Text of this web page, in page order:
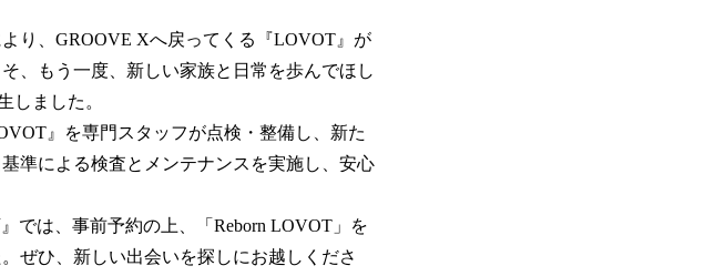
り、GROOVE Xへ戻ってくる『LOVOT』が
、もう一度、新しい家族と日常を歩んでほし
しました。
』を専門スタッフが点検・整備し、新た
準による検査とメンテナンスを実施し、安心
では、事前予約の上、「Reborn LOVOT」を
ぜひ、新しい出会いを探しにお越しくださ